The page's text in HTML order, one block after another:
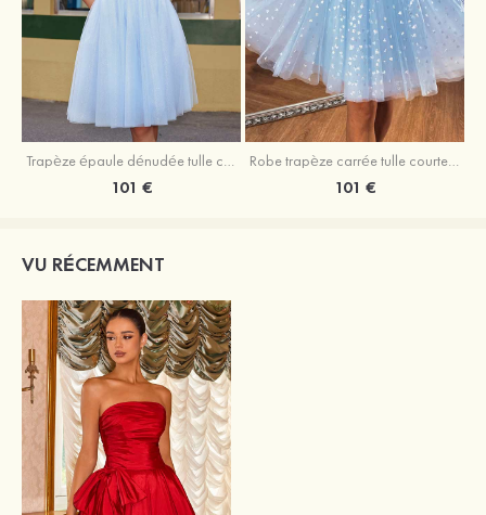
Trapèze épaule dénudée tulle courte/mini robe de fête de la rentrée avec volants
101 €
Robe trapèze carrée tulle courte/mini robe de fête de la rentrée
101 €
VU RÉCEMMENT